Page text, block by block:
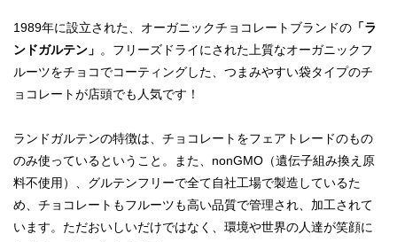
1989年に設立された、オーガニックチョコレートブランドの 「ラ
ンドガルテン」 。フリーズドライにされた上質なオーガニックフ
ルーツをチョコでコーティングした、つまみやすい袋タイプのチ
ョコレートが店頭でも人気です！
ランドガルテンの特徴は、チョコレートをフェアトレードのもの
のみ使っているということ。また、nonGMO（遺伝子組み換え原
料不使用）、グルテンフリーで全て自社工場で製造しているた
め、チョコレートもフルーツも高い品質で管理され、加工されて
います。ただおいしいだけではなく、環境や世界の人達が笑顔に